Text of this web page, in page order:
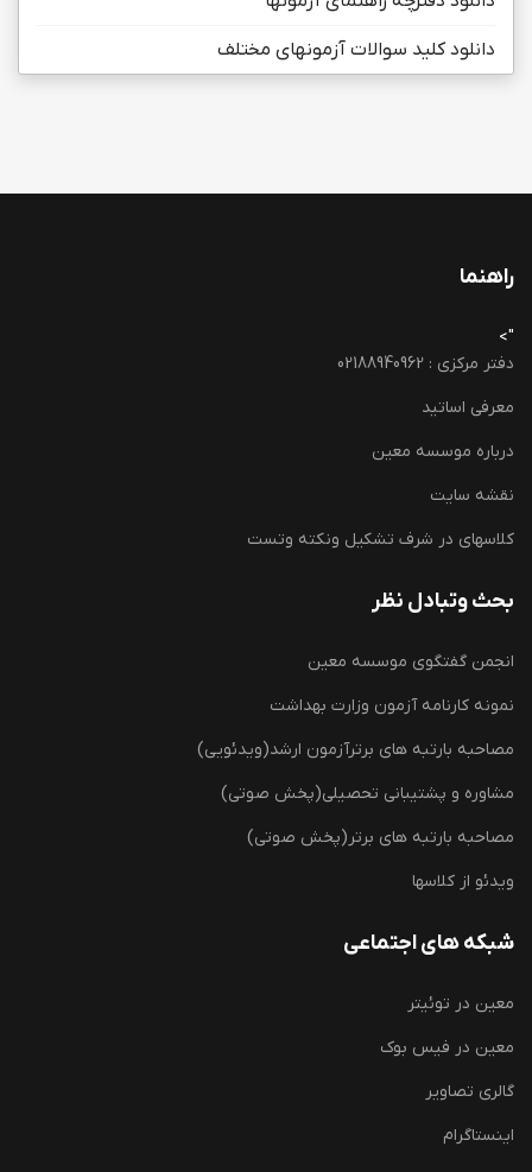
دانلود کلید سوالات آزمونهای مختلف
راهنما
">
دفتر مرکزی : 02188940962
معرفی اساتید
درباره موسسه معین
نقشه سایت
کلاسهای در شرف تشکیل ونکته وتست
بحث وتبادل نظر
انجمن گفتگوی موسسه معین
نمونه کارنامه آزمون وزارت بهداشت
مصاحبه بارتبه های برترآزمون ارشد(ویدئویی)
مشاوره و پشتیبانی تحصیلی(پخش صوتی)
مصاحبه بارتبه های برتر(پخش صوتی)
ویدئو از کلاسها
شبکه های اجتماعی
معین در توئیتر
معین در فیس بوک
گالری تصاویر
اینستاگرام